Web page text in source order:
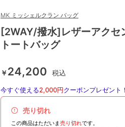
MK ミッシェルクラン バッグ
[2WAY/撥水]レザーアクセ
トートバッグ
￥24,200 税込
今すぐ使える2,000円クーポンプレゼント
売り切れ
この商品はただいま売り切れです。